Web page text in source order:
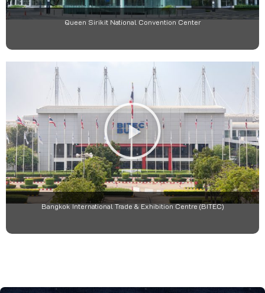
Queen Sirikit National Convention Center
Bangkok International Trade & Exhibition Centre (BITEC)